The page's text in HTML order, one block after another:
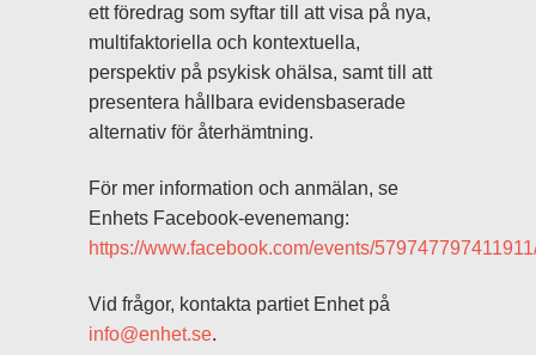
ett föredrag som syftar till att visa på nya,
multifaktoriella och kontextuella,
perspektiv på psykisk ohälsa, samt till att
presentera hållbara evidensbaserade
alternativ för återhämtning.
För mer information och anmälan, se
Enhets Facebook-evenemang:
https://www.facebook.com/events/
Vid frågor, kontakta partiet Enhet på
info@enhet.se.